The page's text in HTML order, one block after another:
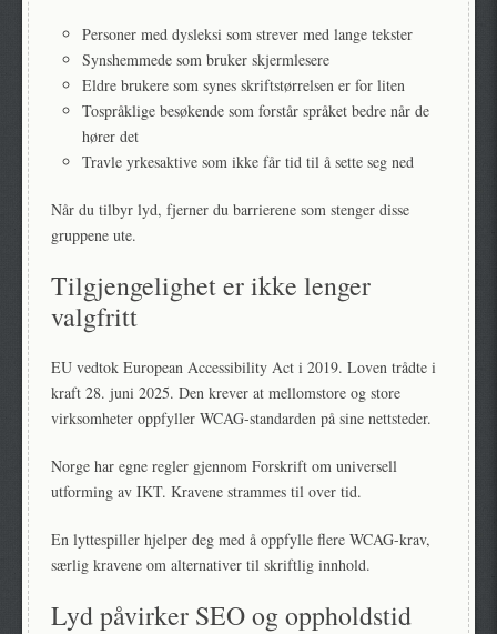
Personer med dysleksi som strever med lange tekster
Synshemmede som bruker skjermlesere
Eldre brukere som synes skriftstørrelsen er for liten
Tospråklige besøkende som forstår språket bedre når de
hører det
Travle yrkesaktive som ikke får tid til å sette seg ned
Når du tilbyr lyd, fjerner du barrierene som stenger disse
gruppene ute.
Tilgjengelighet er ikke lenger
valgfritt
EU vedtok European Accessibility Act i 2019. Loven trådte i
kraft 28. juni 2025. Den krever at mellomstore og store
virksomheter oppfyller WCAG-standarden på sine nettsteder.
Norge har egne regler gjennom Forskrift om universell
utforming av IKT. Kravene strammes til over tid.
En lyttespiller hjelper deg med å oppfylle flere WCAG-krav,
særlig kravene om alternativer til skriftlig innhold.
Lyd påvirker SEO og oppholdstid